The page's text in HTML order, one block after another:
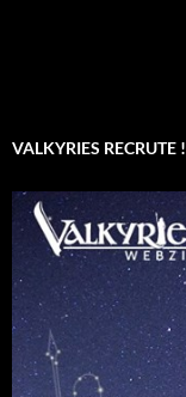
VALKYRIES RECRUTE !